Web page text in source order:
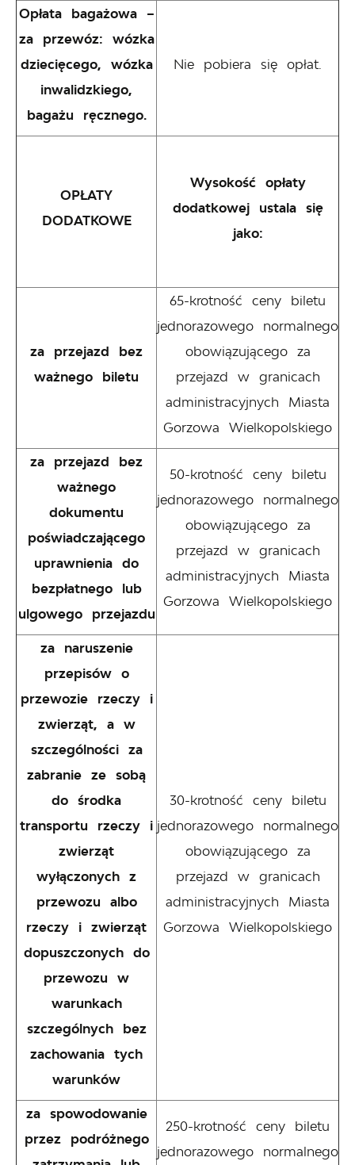
Opłata bagażowa –
za przewóz: wózka
dziecięcego, wózka
inwalidzkiego,
bagażu ręcznego.
Nie pobiera się opłat.
OPŁATY
DODATKOWE
Wysokość opłaty
dodatkowej ustala się
jako:
za przejazd bez
ważnego biletu
65-krotność ceny biletu
jednorazowego normalnego
obowiązującego za
przejazd w granicach
administracyjnych Miasta
Gorzowa Wielkopolskiego
za przejazd bez
ważnego
dokumentu
poświadczającego
uprawnienia do
bezpłatnego lub
ulgowego przejazdu
50-krotność ceny biletu
jednorazowego normalnego
obowiązującego za
przejazd w granicach
administracyjnych Miasta
Gorzowa Wielkopolskiego
za naruszenie
przepisów o
przewozie rzeczy i
zwierząt, a w
szczególności za
zabranie ze sobą
do środka
transportu rzeczy i
zwierząt
wyłączonych z
przewozu albo
rzeczy i zwierząt
dopuszczonych do
przewozu w
warunkach
szczególnych bez
zachowania tych
warunków
30-krotność ceny biletu
jednorazowego normalnego
obowiązującego za
przejazd w granicach
administracyjnych Miasta
Gorzowa Wielkopolskiego
za spowodowanie
przez podróżnego
250-krotność ceny biletu
jednorazowego normalnego